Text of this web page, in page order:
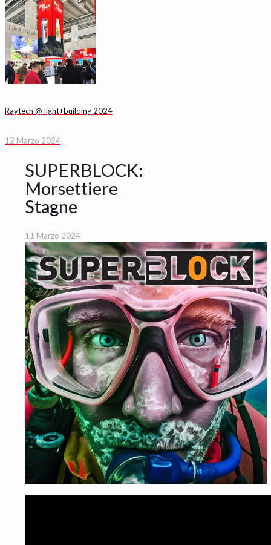
Raytech @ light+building 2024
12 Marzo 2024
SUPERBLOCK:
Morsettiere
Stagne
11 Marzo 2024